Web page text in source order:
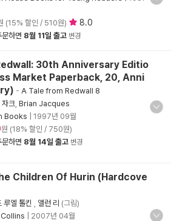
(15% 할인 / 510원) 8.0
하면 8월 11일 출고 변경
30th Anniversary Editio
Market Paperback, 20, Anni
- A Tale from Redwall 8
자크 Brian Jacques
Books
1997년 09월
원 (18% 할인 / 750원)
하면 8월 14일 출고 변경
Children Of Hurin (Hardcove
루엘 톨킨 앨런 리 (그림)
2007년 04월